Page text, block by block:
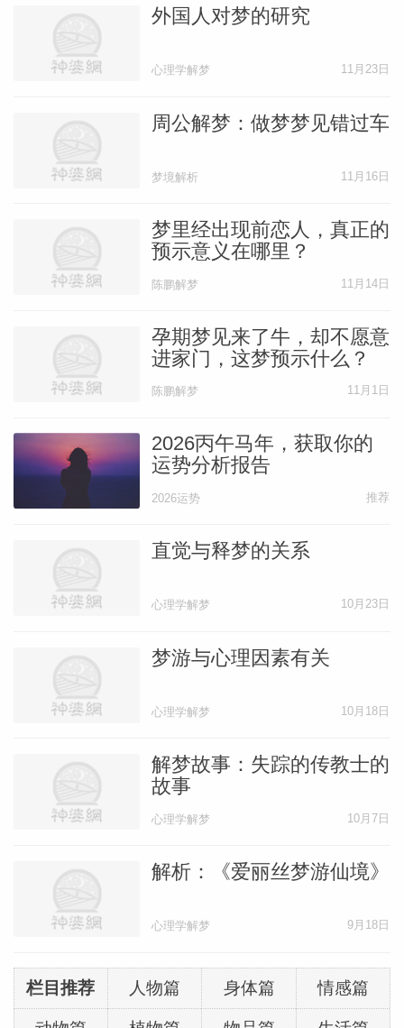
外国人对梦的研究
心理学解梦 11月23日
周公解梦：做梦梦见错过车
梦境解析 11月16日
梦里经出现前恋人，真正的
预示意义在哪里？
陈鹏解梦 11月14日
孕期梦见来了牛，却不愿意
进家门，这梦预示什么？
陈鹏解梦 11月1日
2026丙午马年，获取你的
运势分析报告
2026运势 推荐
直觉与释梦的关系
心理学解梦 10月23日
梦游与心理因素有关
心理学解梦 10月18日
解梦故事：失踪的传教士的
故事
心理学解梦 10月7日
解析：《爱丽丝梦游仙境》
心理学解梦 9月18日
栏目推荐 人物篇 身体篇 情感篇